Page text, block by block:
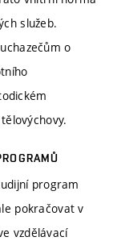
služeb.
o
program
pokračovat v
vzdělávací